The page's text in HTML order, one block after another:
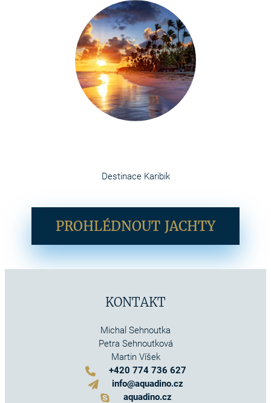
Destinace Karibik
PROHLÉDNOUT JACHTY
KONTAKT
Michal Sehnoutka
Petra Sehnoutková
Martin Víšek
+420 774 736 627
info@aquadino.cz
aquadino.cz